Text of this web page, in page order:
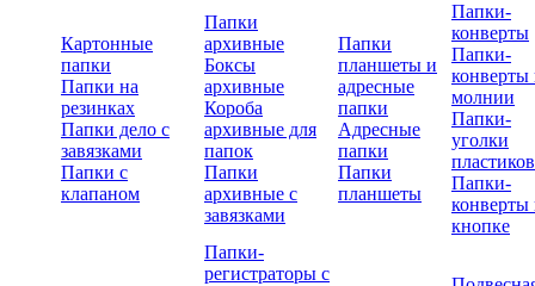
Картонные
папки
Папки на
резинках
Папки дело с
завязками
Папки с
клапаном
Папки
архивные
Боксы
архивные
Короба
архивные для
папок
Папки
архивные с
завязками
Папки
планшеты и
адресные
папки
Адресные
папки
Папки
планшеты
Папки-
конверты
Папки-
конверты
молнии
Папки-
уголки
Папки-
конверты
кнопке
Папки-
регистраторы с